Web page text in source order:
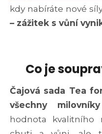
kdy nabíráte nové
– zážitek s vůní
Co je
Čajová sada Tea
všechny
hodnota